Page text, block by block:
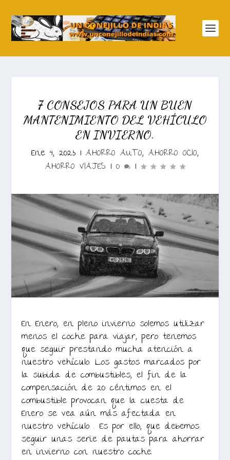
7 CONSEJOS PARA UN BUEN
MANTENIMIENTO DEL VEHÍCULO
EN INVIERNO.
Ene 9, 2023 | AHORRO AUTO, AHORRO OCIO,
AHORRO VIAJES | 0 |
En Enero, en pleno invierno solemos utilizar
menos el coche para viajar, pero tenemos
que seguir prestando mucha atención a
nuestro vehículo. Los gastos marcados por
la subida de combustibles, el fin de la
compensación de 20 céntimos en el
combustible provocan que la cuesta de
Enero se vea aún más afectada en
nuestro vehículo . Es por ello, que debemos
seguir unas serie de pautas para ahorrar
en invierno con nuestro coche.